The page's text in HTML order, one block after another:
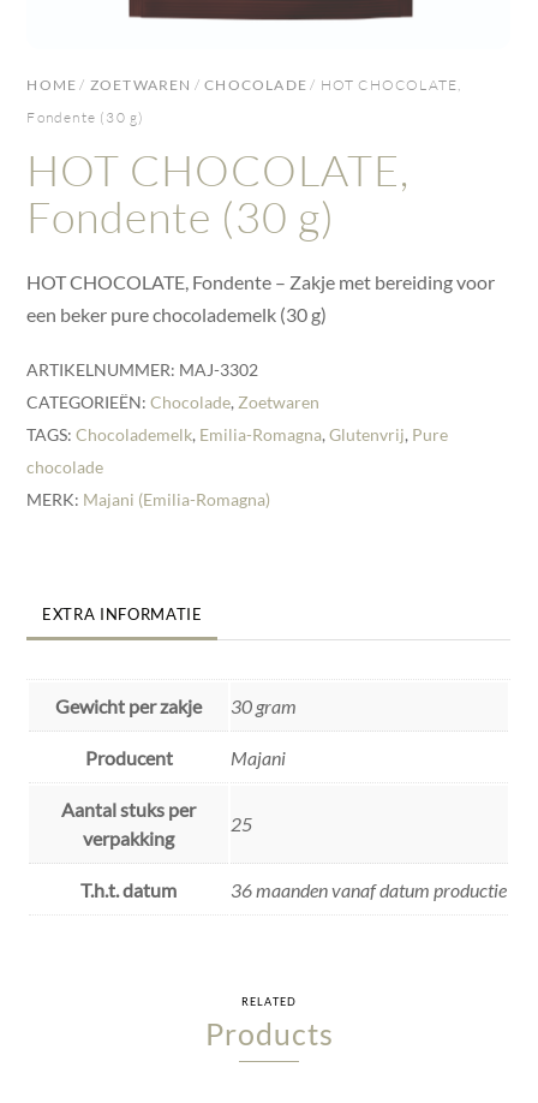
HOME / ZOETWAREN /CHOCOLADE / HOT CHOCOLATE,
Fondente (30 g)
HOT CHOCOLATE,
Fondente (30 g)
HOT CHOCOLATE, Fondente – Zakje met bereiding voor
een beker pure chocolademelk (30 g)
ARTIKELNUMMER: MAJ-3302
CATEGORIEËN:Chocolade, Zoetwaren
TAGS:Chocolademelk, Emilia-Romagna,Glutenvrij, Pure
chocolade
MERK: Majani (Emilia-Romagna)
EXTRA INFORMATIE
Gewicht per zakje 30 gram
Producent Majani
Aantal stuks per
verpakking
25
T.h.t. datum 36 maanden vanaf datum productie
RELATED
Products